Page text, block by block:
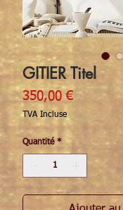
GITIER Titel
350,00 €Prix
TVA Incluse
Quantité *